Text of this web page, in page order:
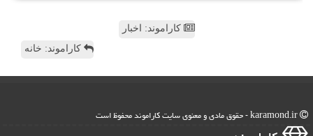
کاراموند: اخبار
کاراموند: خانه